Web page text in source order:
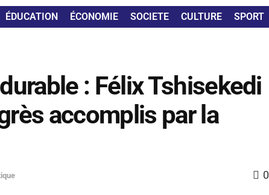
ÉDUCATION ÉCONOMIE SOCIETE CULTURE SPORT
: Félix Tshisekedi
accomplis par la
0